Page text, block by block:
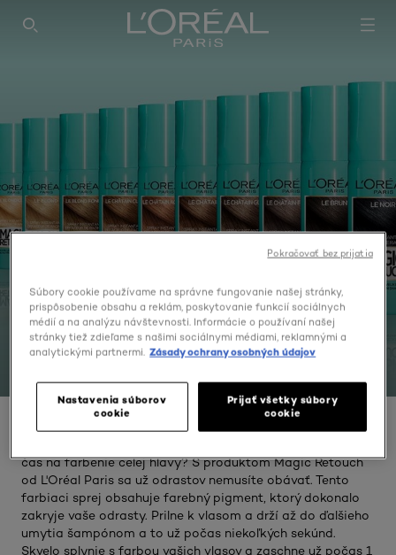
SEARCH THIS SITE
PRÍPRAVOK NA ZAKRYTIE
Zmeškali ste svoj termín u kaderníka a už vás trápia
čas na farbenie celej hlavy? S produktom Magic Retouch
od L'Oréal Paris sa už odrastov nemusíte obávať. Tento
farbiaci sprej obsahuje farebný pigment, ktorý dokonalo
zakryje vaše odrasty. Prilne k vlasom a drží až do ďalšieho
umytia šampónom a to už počas niekoľkých sekúnd.
Skvelo splynie s farbou vašich vlasov a zaschne už počas 1
Súbory cookie používame na správne fungovanie našej stránky,
prispôsobenie obsahu a reklám, poskytovanie funkcií sociálnych
médií a na analýzu návštevnosti. Informácie o používaní našej
stránky tiež zdieľame s našimi sociálnymi médiami, reklamnými a
analytickými partnermi. Zásady ochrany osobných údajov
Nastavenia súborov
cookie
Prijať všetky súbory
cookie
Pokračovať bez prijatia